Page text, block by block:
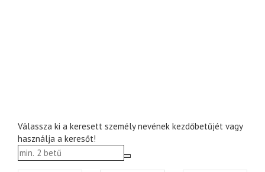
Válassza ki a keresett személy nevének kezdőbetűjét vagy
használja a keresőt!